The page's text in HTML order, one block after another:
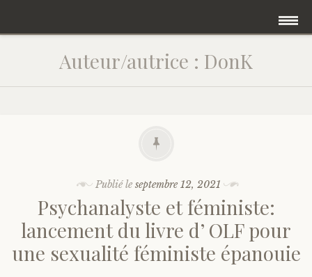
contenu
Prendre rendez vous
Quelle psychanalyste suis-je ?
Auteur/autrice : DonK
Publié leseptembre 12, 2021
Psychanalyste et féministe:
lancement du livre d’ OLF pour
une sexualité féministe épanouie